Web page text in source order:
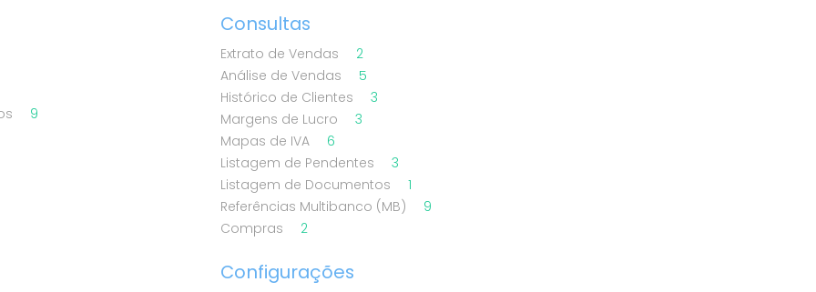
9
Consultas
Extrato de Vendas
2
Análise de Vendas
5
Histórico de Clientes
3
Margens de Lucro
3
Mapas de IVA
6
Listagem de Pendentes
3
Listagem de Documentos
1
Referências Multibanco (MB)
9
Compras
2
Configurações